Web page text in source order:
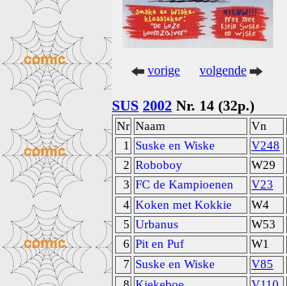
vorige volgende
SUS 2002 Nr. 14 (32p.)
Nr Naam Vn
1
Suske en Wiske V248
2 Roboboy W29
3 FC de Kampioenen V23
4 Koken met Kokkie W4
5 Urbanus W53
6 Pit en Puf W1
7 Suske en Wiske V85